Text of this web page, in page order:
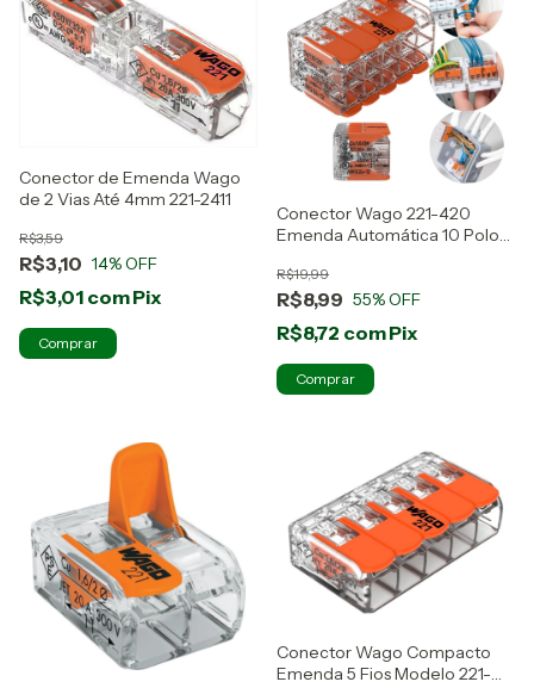
Conector de Emenda Wago
de 2 Vias Até 4mm 221-2411
R$3,10
R$3,59
14% OFF
R$3,01 comPix
Conector Wago 221-420
Emenda Automática 10 Polos
R$8,99
R$19,99
55% OFF
R$8,72 comPix
Conector Wago Compacto
Emenda 5 Fios Modelo 221-